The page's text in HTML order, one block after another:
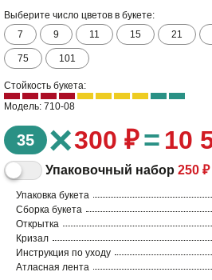
Выберите число цветов в букете:
7
9 11 15 21
75 101
Стойкость букета:
Модель: 710-08
35 ×300 ₽= 10
Упаковочный набор 250 ₽
Упаковка букета
Сборка букета
Открытка
Кризал
Инструкция по уходу
Атласная лента